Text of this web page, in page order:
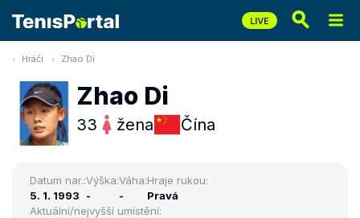
Hráči Zhao Di
Zhao Di
33 žena Čína
Datum nar.:
5. 1. 1993
Výška:
-
Váha:
-
Hraje rukou:
Pravá
Aktuální/nejvyšší umístění: